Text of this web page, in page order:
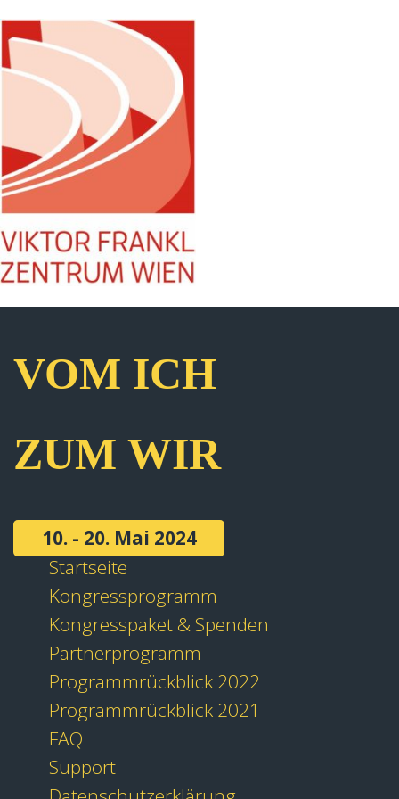
VOM ICH
ZUM WIR
10. - 20. Mai 2024
Startseite
Kongressprogramm
Kongresspaket & Spenden
Partnerprogramm
Programmrückblick 2022
Programmrückblick 2021
FAQ
Support